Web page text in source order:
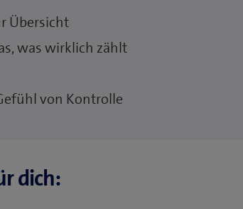
Übersicht
was wirklich zählt
von Kontrolle
dich: